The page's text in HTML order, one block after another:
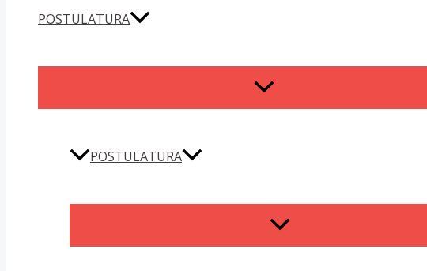
POSTULATURA
MENU
TOGGLE
POSTULATURA
MENU
TOGGLE